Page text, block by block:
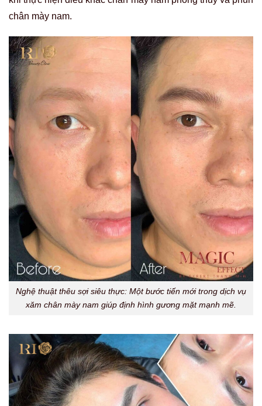
chân mày nam.
Nghệ thuật thêu sợi siêu thực: Một bước tiến mới trong dịch vụ
xăm chân mày nam giúp định hình gương mặt mạnh mẽ.